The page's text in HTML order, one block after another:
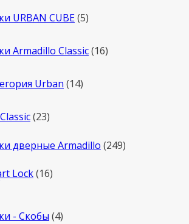
URBAN CUBE 55
Armadillo Classic 1616
Urban 1414
2323
дверные Armadillo 249249
Lock 1616
- Скобы 4товара